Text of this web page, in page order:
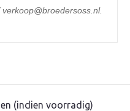
(indien voorradig)